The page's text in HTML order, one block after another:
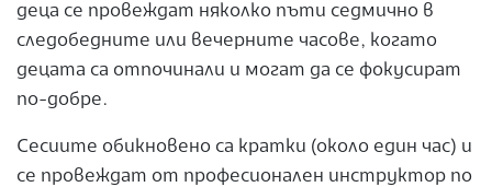
деца се провеждат няколко пъти седмично в
следобедните или вечерните часове, когато
децата са отпочинали и могат да се фокусират
по-добре.
Сесиите обикновено са кратки (около един час) и
се провеждат от професионален инструктор по